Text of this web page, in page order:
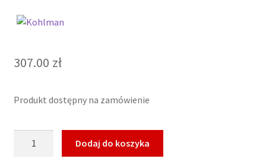
307.00 zł
Produkt dostępny na zamówienie
Dodaj do koszyka